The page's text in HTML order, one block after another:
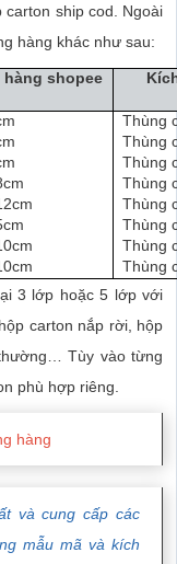
carton ship cod. Ngoài
hàng khác như sau:
shopee
Thùng
Thùng
Thùng
Thùng
Thùng
Thùng
Thùng
Thùng
3 lớp hoặc 5 lớp với
carton nắp rời, hộp
Tùy vào từng
phù hợp riêng.
hàng
và cung cấp các
mẫu mã và kích